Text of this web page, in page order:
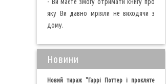
яку Ви давно мріяли не виходячи з
дому.
Новини
Новий тираж "Гаррі Поттер і прокляте